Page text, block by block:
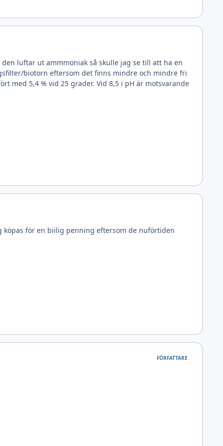
luftar ut ammmoniak så skulle jag se till att ha en
biotorn eftersom det finns mindre och mindre fri
med 5,4 % vid 25 grader. Vid 8,5 i pH är motsvarande
köpas för en biilig penning eftersom de nuförtiden
FÖRFATTARE